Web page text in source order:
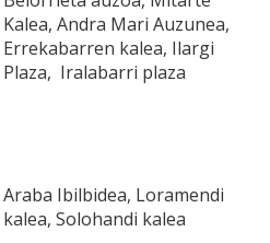
Kalea, Andra Mari Auzunea,
Errekabarren kalea, Ilargi
Plaza, Iralabarri plaza
Araba Ibilbidea, Loramendi
kalea, Solohandi kalea